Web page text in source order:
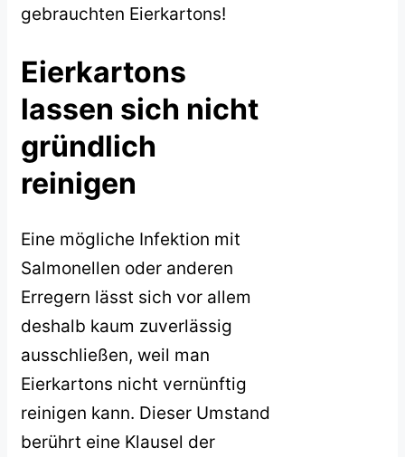
gebrauchten Eierkartons!
Eierkartons
lassen sich nicht
gründlich
reinigen
Eine mögliche Infektion mit
Salmonellen oder anderen
Erregern lässt sich vor allem
deshalb kaum zuverlässig
ausschließen, weil man
Eierkartons nicht vernünftig
reinigen kann. Dieser Umstand
berührt eine Klausel der